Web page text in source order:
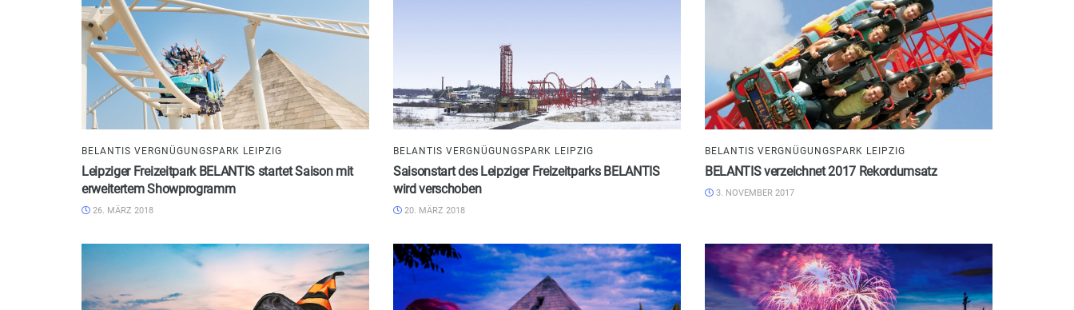
BELANTIS VERGNÜGUNGSPARK LEIPZIG
Leipziger Freizeitpark BELANTIS startet Saison mit
erweitertem Showprogramm
26. MÄRZ 2018
BELANTIS VERGNÜGUNGSPARK LEIPZIG
Saisonstart des Leipziger Freizeitparks BELANTIS
wird verschoben
20. MÄRZ 2018
BELANTIS VERGNÜGUNGSPARK LEIPZIG
BELANTIS verzeichnet 2017 Rekordumsatz
3. NOVEMBER 2017